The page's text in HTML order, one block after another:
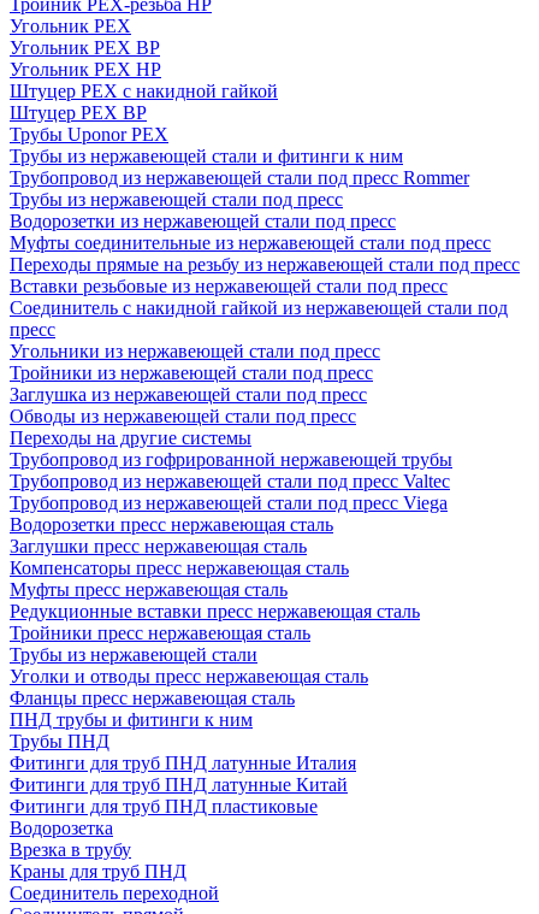
Угольник PEX
Угольник PEX ВР
Угольник PEX НР
Штуцер PEX c накидной гайкой
Штуцер PEX ВР
Трубы Uponor PEX
Трубы из нержавеющей стали и фитинги к ним
Трубопровод из нержавеющей стали под пресс Rommer
Трубы из нержавеющей стали под пресс
Водорозетки из нержавеющей стали под пресс
Муфты соединительные из нержавеющей стали под пресс
Переходы прямые на резьбу из нержавеющей стали под пресс
Вставки резьбовые из нержавеющей стали под пресс
Соединитель с накидной гайкой из нержавеющей стали под
пресс
Угольники из нержавеющей стали под пресс
Тройники из нержавеющей стали под пресс
Заглушка из нержавеющей стали под пресс
Обводы из нержавеющей стали под пресс
Переходы на другие системы
Трубопровод из гофрированной нержавеющей трубы
Трубопровод из нержавеющей стали под пресс Valtec
Трубопровод из нержавеющей стали под пресс Viega
Водорозетки пресс нержавеющая сталь
Заглушки пресс нержавеющая сталь
Компенсаторы пресс нержавеющая сталь
Муфты пресс нержавеющая сталь
Редукционные вставки пресс нержавеющая сталь
Тройники пресс нержавеющая сталь
Трубы из нержавеющей стали
Уголки и отводы пресс нержавеющая сталь
Фланцы пресс нержавеющая сталь
ПНД трубы и фитинги к ним
Трубы ПНД
Фитинги для труб ПНД латунные Италия
Фитинги для труб ПНД латунные Китай
Фитинги для труб ПНД пластиковые
Водорозетка
Врезка в трубу
Краны для труб ПНД
Соединитель переходной